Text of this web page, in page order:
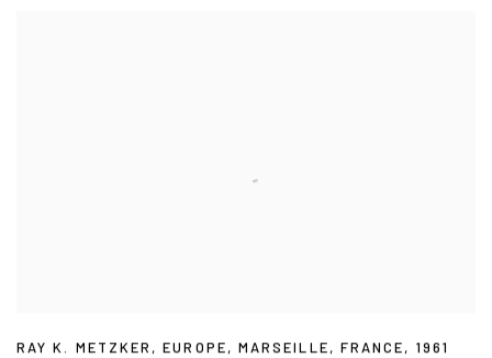
RAY K. METZKER ,EUROPE, MARSEILLE, FRANCE, 1961